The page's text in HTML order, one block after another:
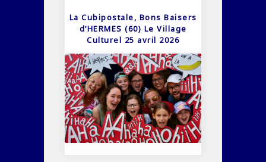
La Cubipostale, Bons Baisers
d’HERMES (60) Le Village
Culturel 25 avril 2026